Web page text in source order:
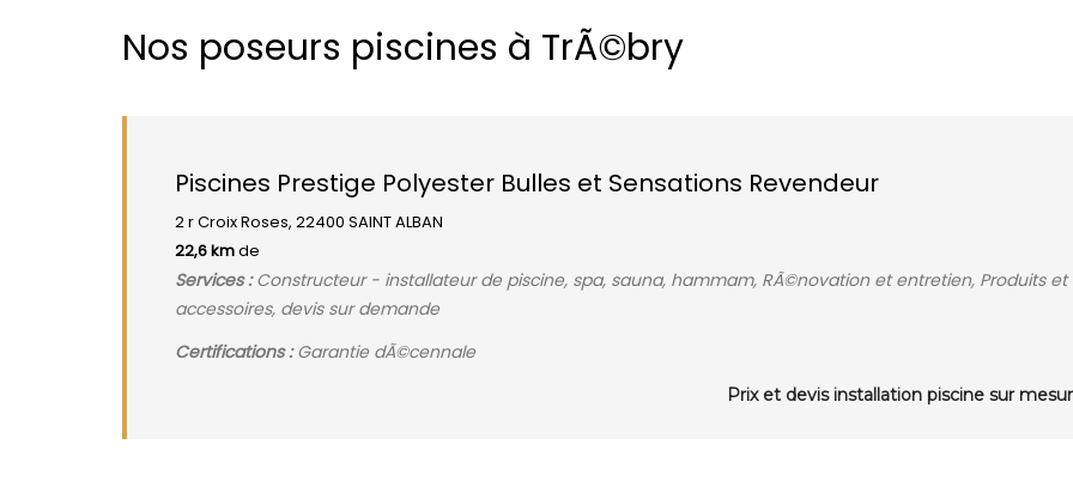
Nos poseurs piscines à TrÃ©bry
Piscines Prestige Polyester Bulles et Sensations Revendeur
2 r Croix Roses, 22400 SAINT ALBAN
22,6 kmde
Services :Constructeur - installateur de piscine, spa, sauna, hammam, RÃ©novation et entretien, Produits et
accessoires, devis sur demande
Certifications :Garantie dÃ©cennale
Prix et devis installation piscine sur